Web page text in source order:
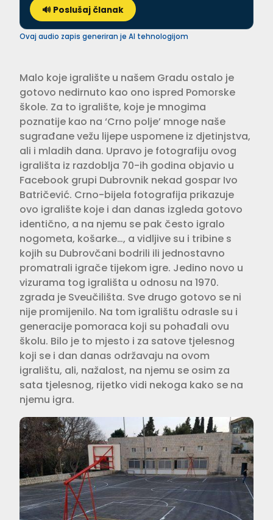
🔊 Poslušaj članak
Ovaj audio zapis generiran je AI tehnologijom
Malo koje igralište u našem Gradu ostalo je
gotovo nedirnuto kao ono ispred Pomorske
škole. Za to igralište, koje je mnogima
poznatije kao na ‘Crno polje’ mnoge naše
sugrađane vežu lijepe uspomene iz djetinjstva,
ali i mladih dana. Upravo je fotografiju ovog
igrališta iz razdoblja 70-ih godina objavio u
Facebook grupi Dubrovnik nekad gospar Ivo
Batričević. Crno-bijela fotografija prikazuje
ovo igralište koje i dan danas izgleda gotovo
identično, a na njemu se pak često igralo
nogometa, košarke…, a vidljive su i tribine s
kojih su Dubrovčani bodrili ili jednostavno
promatrali igrače tijekom igre. Jedino novo u
vizurama tog igrališta u odnosu na 1970.
zgrada je Sveučilišta. Sve drugo gotovo se ni
nije promijenilo. Na tom igralištu odrasle su i
generacije pomoraca koji su pohađali ovu
školu. Bilo je to mjesto i za satove tjelesnog
koji se i dan danas održavaju na ovom
igralištu, ali, nažalost, na njemu se osim za
sata tjelesnog, rijetko vidi nekoga kako se na
njemu igra.